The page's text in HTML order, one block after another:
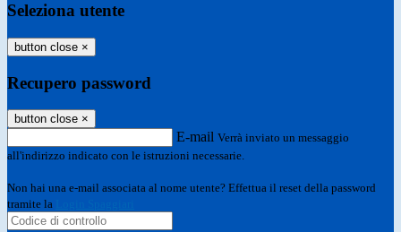
Seleziona utente
button close ×
Recupero password
button close ×
E-mail Verrà inviato un messaggio
all'indirizzo indicato con le istruzioni necessarie.
Non hai una e-mail associata al nome utente? Effettua il reset della password
tramite la